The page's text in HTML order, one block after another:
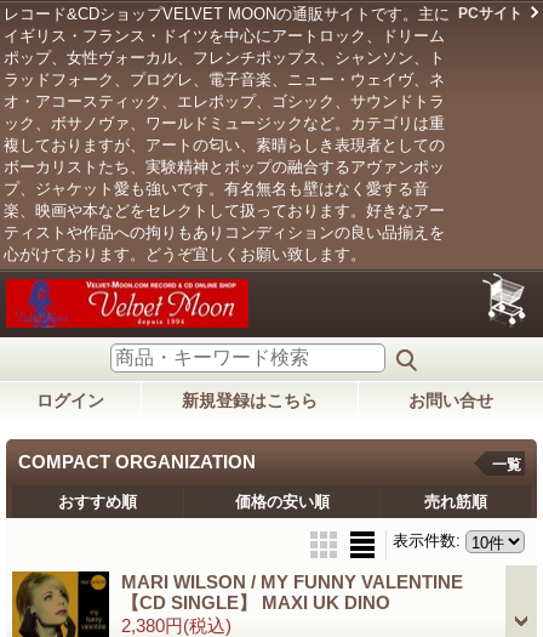
レコード&CDショップVELVET MOONの通販サイトです。主に
イギリス・フランス・ドイツを中心にアートロック、ドリーム
ポップ、女性ヴォーカル、フレンチポップス、シャンソン、ト
ラッドフォーク、プログレ、電子音楽、ニュー・ウェイヴ、ネ
オ・アコースティック、エレポップ、ゴシック、サウンドトラ
ック、ボサノヴァ、ワールドミュージックなど。カテゴリは重
複しておりますが、アートの匂い、素晴らしき表現者としての
ボーカリストたち、実験精神とポップの融合するアヴァンポッ
プ、ジャケット愛も強いです。有名無名も壁はなく愛する音
楽、映画や本などをセレクトして扱っております。好きなアー
ティストや作品への拘りもありコンディションの良い品揃えを
心がけております。どうぞ宜しくお願い致します。
PCサイト
ログイン 新規登録はこちら お問い合せ
COMPACT ORGANIZATION 一覧
おすすめ順 価格の安い順 売れ筋順
表示件数:
MARI WILSON / MY FUNNY VALENTINE
【CD SINGLE】 MAXI UK DINO
2,380円(税込)